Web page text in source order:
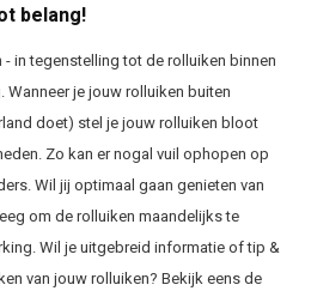
belang!
in tegenstelling tot de rolluiken binnen
je jouw rolluiken buiten
doet) stel je jouw rolluiken bloot
Zo kan er nogal vuil ophopen op
Wil jij optimaal gaan genieten van
om de rolluiken maandelijks te
Wil je uitgebreid informatie of tip &
van jouw rolluiken? Bekijk eens de